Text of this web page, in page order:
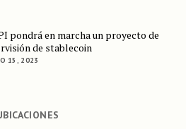
pondrá en marcha un proyecto de
de stablecoin
15, 2023